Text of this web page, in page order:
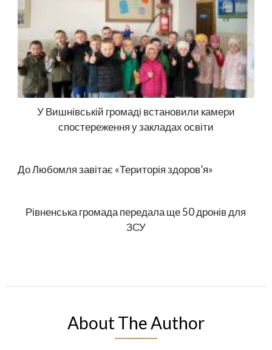
У Вишнівській громаді встановили камери
спостереження у закладах освіти
До Любомля завітає «Територія здоров’я»
Рівненська громада передала ще 50 дронів для
ЗСУ
About The Author